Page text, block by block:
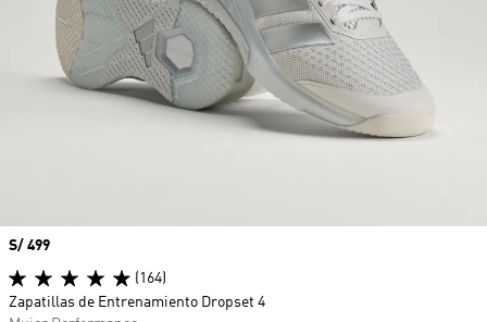
Precio
S/ 499
(164)
Zapatillas de Entrenamiento Dropset 4